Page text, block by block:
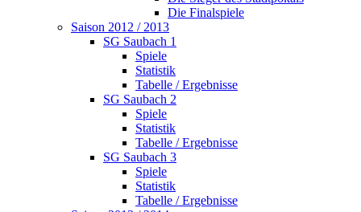
Die Finalspiele
Saison 2012 / 2013
SG Saubach 1
Spiele
Statistik
Tabelle / Ergebnisse
SG Saubach 2
Spiele
Statistik
Tabelle / Ergebnisse
SG Saubach 3
Spiele
Statistik
Tabelle / Ergebnisse